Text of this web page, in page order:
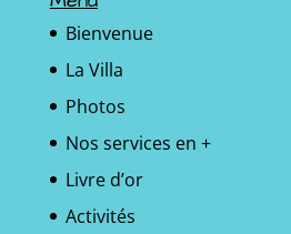
Bienvenue
La Villa
Photos
Nos services en +
Livre d’or
Activités